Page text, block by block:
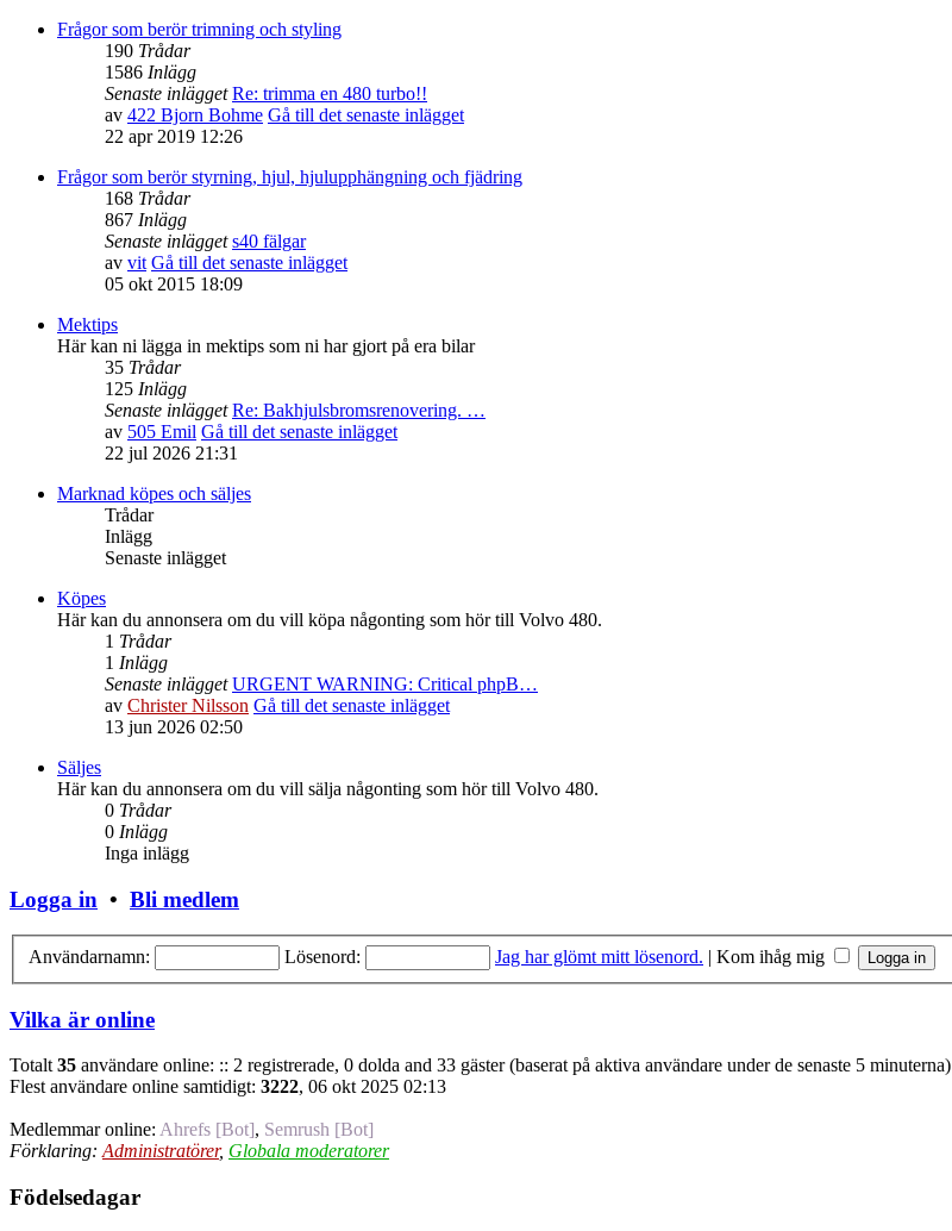
Frågor som berör trimning och styling
190 Trådar
1586 Inlägg
Senaste inlägget Re: trimma en 480 turbo!!
av 422 Bjorn Bohme Gå till det senaste inlägget
22 apr 2019 12:26
Frågor som berör styrning, hjul, hjulupphängning och fjädring
168 Trådar
867 Inlägg
Senaste inlägget s40 fälgar
av vit Gå till det senaste inlägget
05 okt 2015 18:09
Mektips
Här kan ni lägga in mektips som ni har gjort på era bilar
35 Trådar
125 Inlägg
Senaste inlägget Re: Bakhjulsbromsrenovering. …
av 505 Emil Gå till det senaste inlägget
22 jul 2026 21:31
Marknad köpes och säljes
Trådar
Inlägg
Senaste inlägget
Köpes
Här kan du annonsera om du vill köpa någonting som hör till Volvo 480.
1 Trådar
1 Inlägg
Senaste inlägget URGENT WARNING: Critical phpB…
av Christer Nilsson Gå till det senaste inlägget
13 jun 2026 02:50
Säljes
Här kan du annonsera om du vill sälja någonting som hör till Volvo 480.
0 Trådar
0 Inlägg
Inga inlägg
Logga in • Bli medlem
Användarnamn: Lösenord: Jag har glömt mitt lösenord. | Kom ihåg mig
Vilka är online
Totalt 35 användare online: :: 2 registrerade, 0 dolda and 33 gäster (baserat på aktiva användare under de senaste 5 minuterna)
Flest användare online samtidigt: 3222, 06 okt 2025 02:13
Medlemmar online: Ahrefs [Bot], Semrush [Bot]
Förklaring: Administratörer, Globala moderatorer
Födelsedagar